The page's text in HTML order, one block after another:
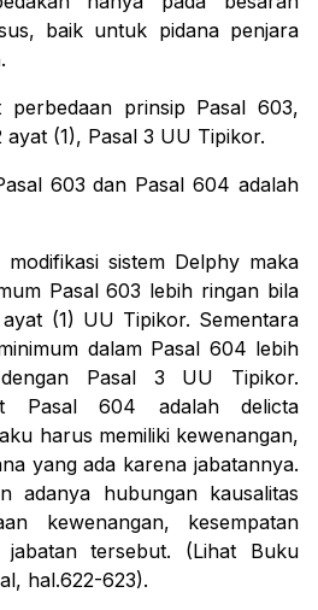
baik untuk pidana penjara
perbedaan prinsip Pasal 603,
(1), Pasal 3 UU Tipikor.
603 dan Pasal 604 adalah
sistem Delphymaka
Pasal 603 lebih ringan bila
(1) UU Tipikor. Sementara
dalam Pasal 604 lebih
Pasal 3 UU Tipikor.
Pasal 604 adalahdelicta
harus memiliki kewenangan,
yang ada karena jabatannya.
adanya hubungan kausalitas
kewenangan, kesempatan
tersebut. (Lihat Buku
hal.622-623).